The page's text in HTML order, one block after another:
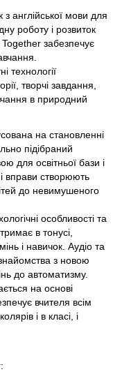
з англійської мови для
роботу і розвиток
Together забезпечує
технології
творчі завдання,
в природний
на становленні
підібраний
для освітньої бази і
вправи створюють
до невимушеного
особливості та
в тонусі,
і навичок. Аудіо та
з новою
до автоматизму.
на основі
вчителя всім
і в класі, і
: